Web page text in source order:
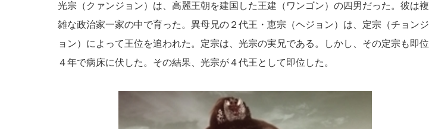
光宗（クァンジョン）は、高麗王朝を建国した王建（ワンゴン）の四男だった。彼は複
雑な政治家一家の中で育った。異母兄の２代王・恵宗（ヘジョン）は、定宗（チョンジ
ョン）によって王位を追われた。定宗は、光宗の実兄である。しかし、その定宗も即位
４年で病床に伏した。その結果、光宗が４代王として即位した。